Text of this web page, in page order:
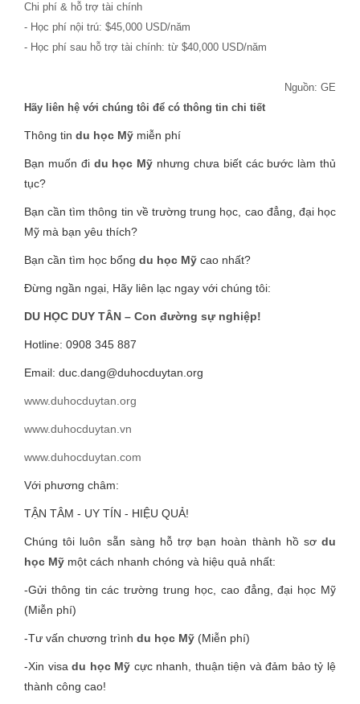
Chi phí & hỗ trợ tài chính
- Học phí nội trú: $45,000 USD/năm
- Học phí sau hỗ trợ tài chính: từ $40,000 USD/năm
Nguồn: GE
Hãy liên hệ với chúng tôi để có thông tin chi tiết
Thông tin du học Mỹ miễn phí
Bạn muốn đi du học Mỹ nhưng chưa biết các bước làm thủ
tục?
Bạn cần tìm thông tin về trường trung học, cao đẳng, đại học
Mỹ mà bạn yêu thích?
Bạn cần tìm học bổng du học Mỹ cao nhất?
Đừng ngần ngại, Hãy liên lạc ngay với chúng tôi:
DU HỌC DUY TÂN – Con đường sự nghiệp!
Hotline: 0908 345 887
Email: duc.dang@duhocduytan.org
www.duhocduytan.org
www.duhocduytan.vn
www.duhocduytan.com
Với phương châm:
TẬN TÂM - UY TÍN - HIỆU QUẢ!
Chúng tôi luôn sẵn sàng hỗ trợ bạn hoàn thành hồ sơ du
học Mỹ một cách nhanh chóng và hiệu quả nhất:
-Gửi thông tin các trường trung học, cao đẳng, đại học Mỹ
(Miễn phí)
-Tư vấn chương trình du học Mỹ (Miễn phí)
-Xin visadu học Mỹ cực nhanh, thuận tiện và đảm bảo tỷ lệ
thành công cao!